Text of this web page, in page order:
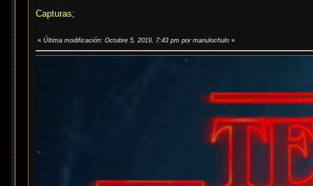
Capturas;
« Última modificación: Octubre 5, 2019, 7:43 pm por manulochulo »